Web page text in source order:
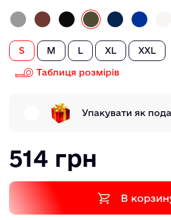
S M L XL XXL
Таблиця розмірів
Упакувати як
514 грн
В